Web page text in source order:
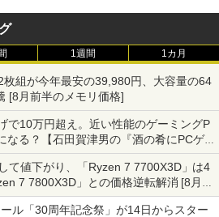
1週間 1カ月
組が今年最安の39,980円、大容量の64
[8月前半のメモリ価格]
で10万円超え。近い性能のゲーミングP
なる？【石田賀津男の『酒の肴にPCゲ
て値下がり、「Ryzen 7 7700X3D」は4
7 7800X3D」との価格逆転解消 [8月前
ル「30周年記念祭」が14日からスター